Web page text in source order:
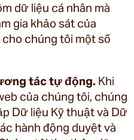
dữ liệu cá nhân mà
gia khảo sát của
chúng tôi một số
tác tự động. Khi
của chúng tôi, chúng
Dữ liệu Kỹ thuật và Dữ
hành động duyệt và